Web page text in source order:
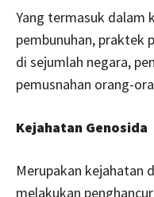
Yang termasuk dalam
pembunuhan, praktek
di sejumlah negara,
pemusnahan orang-
Kejahatan Genosida
Merupakan kejahatan
melakukan